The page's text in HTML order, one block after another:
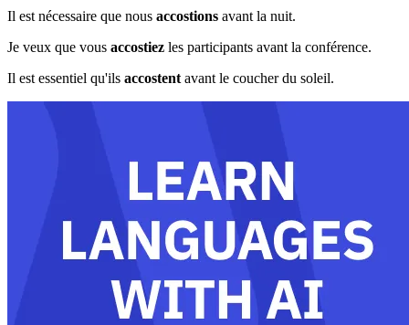
Il est nécessaire que nous accostions avant la nuit.
Je veux que vous accostiez les participants avant la conférence.
Il est essentiel qu'ils accostentavant le coucher du soleil.